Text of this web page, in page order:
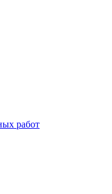
работ